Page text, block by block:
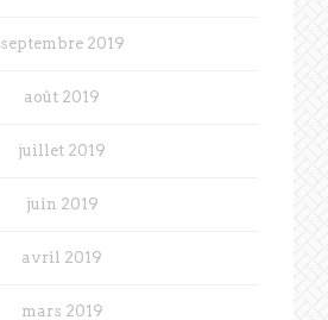
septembre 2019
août 2019
juillet 2019
juin 2019
avril 2019
mars 2019